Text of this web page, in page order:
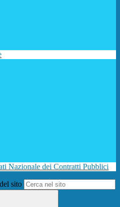
Nazionale dei Contratti Pubblici
sito